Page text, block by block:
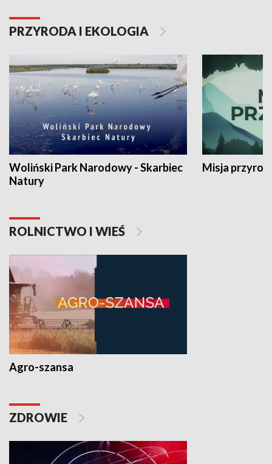
PRZYRODA I EKOLOGIA
Woliński Park Narodowy - Skarbiec
Natury
Misja
ROLNICTWO I WIEŚ
Agro-szansa
ZDROWIE